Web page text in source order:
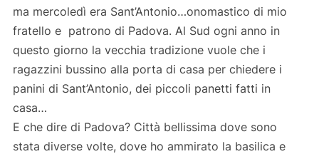
ma mercoledì era Sant’Antonio…onomastico di mio
fratello e patrono di Padova. Al Sud ogni anno in
questo giorno la vecchia tradizione vuole che i
ragazzini bussino alla porta di casa per chiedere i
panini di Sant’Antonio, dei piccoli panetti fatti in
casa…
E che dire di Padova? Città bellissima dove sono
stata diverse volte, dove ho ammirato la basilica e